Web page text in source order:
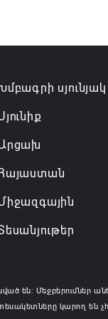
Խմբագրի սյունյակ
են: Մեջբերումներ
կարող են